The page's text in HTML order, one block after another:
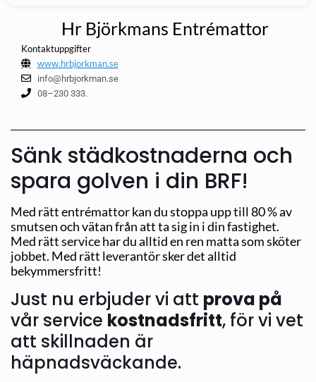
Hr Björkmans Entrémattor
Kontaktuppgifter
www.hrbjorkman.se
info@hrbjorkman.se
08–230 333.
Sänk städkostnaderna och
spara golven i din BRF!
Med rätt entrémattor kan du stoppa upp till 80 % av
smutsen och vätan från att ta sig in i din fastighet.
Med rätt service har du alltid en ren matta som sköter
jobbet. Med rätt leverantör sker det alltid
bekymmersfritt!
Just nu erbjuder vi att prova på
vår service kostnadsfritt, för vi vet
att skillnaden är
häpnadsväckande.